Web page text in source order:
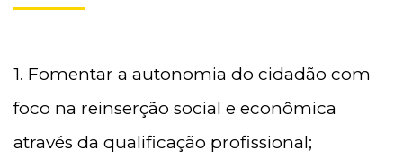
1. Fomentar a autonomia do cidadão com
foco na reinserção social e econômica
através da qualificação profissional;